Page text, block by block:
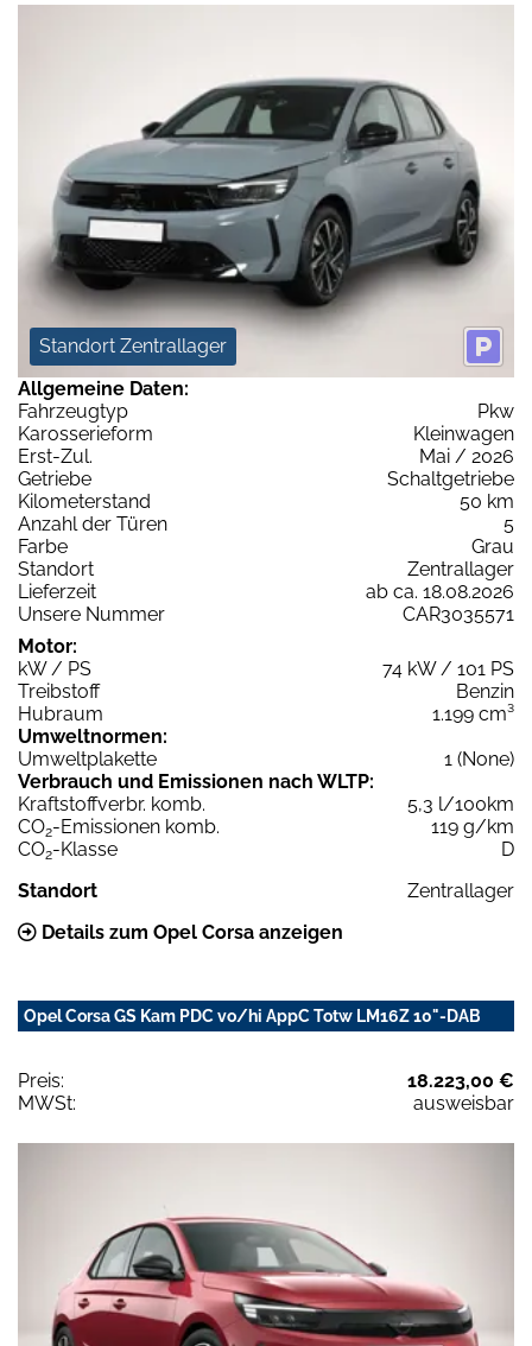
Standort Zentrallager
Allgemeine Daten:
Fahrzeugtyp
Pkw
Karosserieform
Kleinwagen
Erst-Zul.
Mai / 2026
Getriebe
Schaltgetriebe
Kilometerstand
50 km
Anzahl der Türen
5
Farbe
Grau
Standort
Zentrallager
Lieferzeit
ab ca. 18.08.2026
Unsere Nummer
CAR3035571
Motor:
kW / PS
74 kW / 101 PS
Treibstoff
Benzin
Hubraum
1.199 cm³
Umweltnormen:
Umweltplakette
1 (None)
Verbrauch und Emissionen nach WLTP:
Kraftstoffverbr. komb.
5,3 l/100km
CO2-Emissionen komb.
119 g/km
CO2-Klasse
D
Standort
Zentrallager
Details zum Opel Corsa anzeigen
Opel Corsa GS Kam PDC vo/hi AppC Totw LM16Z 10"-DAB
Preis:
18.223,00 €
MWSt:
ausweisbar